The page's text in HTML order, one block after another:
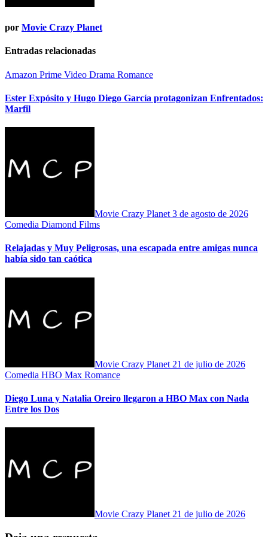
por Movie Crazy Planet
Entradas relacionadas
Amazon Prime Video Drama Romance
Ester Expósito y Hugo Diego García protagonizan Enfrentados:
Marfil
Movie Crazy Planet 3 de agosto de 2026
Comedia Diamond Films
Relajadas y Muy Peligrosas, una escapada entre amigas nunca
había sido tan caótica
Movie Crazy Planet 21 de julio de 2026
Comedia HBO Max Romance
Diego Luna y Natalia Oreiro llegaron a HBO Max con Nada
Entre los Dos
Movie Crazy Planet 21 de julio de 2026